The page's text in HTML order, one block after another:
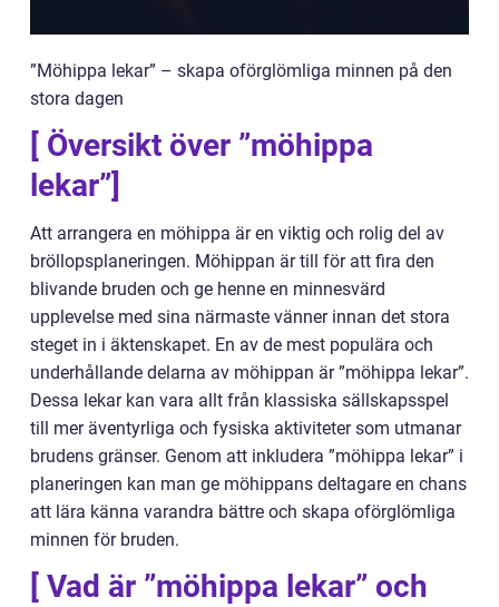
”Möhippa lekar” – skapa oförglömliga minnen på den
stora dagen
[ Översikt över ”möhippa
lekar”]
Att arrangera en möhippa är en viktig och rolig del av
bröllopsplaneringen. Möhippan är till för att fira den
blivande bruden och ge henne en minnesvärd
upplevelse med sina närmaste vänner innan det stora
steget in i äktenskapet. En av de mest populära och
underhållande delarna av möhippan är ”möhippa lekar”.
Dessa lekar kan vara allt från klassiska sällskapsspel
till mer äventyrliga och fysiska aktiviteter som utmanar
brudens gränser. Genom att inkludera ”möhippa lekar” i
planeringen kan man ge möhippans deltagare en chans
att lära känna varandra bättre och skapa oförglömliga
minnen för bruden.
[ Vad är ”möhippa lekar” och